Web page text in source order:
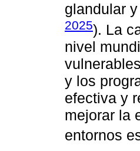
glandular
2025). La
nivel
y los
efectiva y
mejorar la
entornos